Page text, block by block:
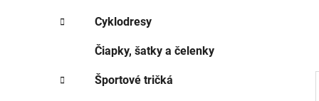
l Cyklodresy
Čiapky, šatky a čelenky
Športové tričká